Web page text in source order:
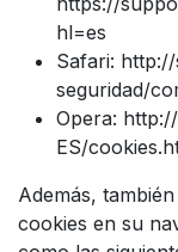
hl=es
Safari:
seguridad/
Opera:
ES/
Además,
cookies en su